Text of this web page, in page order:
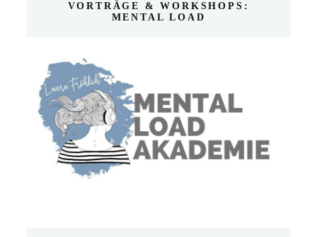
VORTRÄGE & WORKSHOPS:
MENTAL LOAD